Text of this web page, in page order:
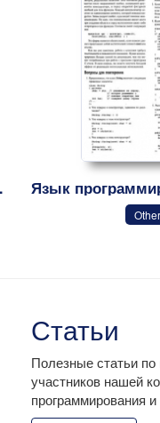
001
Other
Статьи
Полезные статьи
участников нашей
программирования